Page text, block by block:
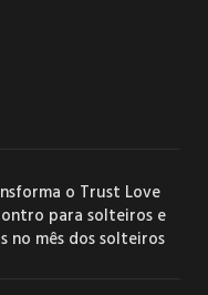
o Trust Love
para solteiros e
no mês dos solteiros